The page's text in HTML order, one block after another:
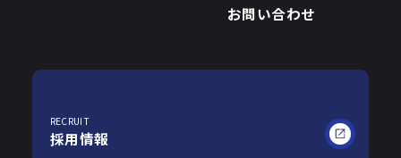
お問い合わせ
RECRUIT
採用情報